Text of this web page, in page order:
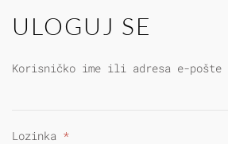
ULOGUJ SE
Korisničko ime ili adresa e-pošte
Lozinka *Obavezno